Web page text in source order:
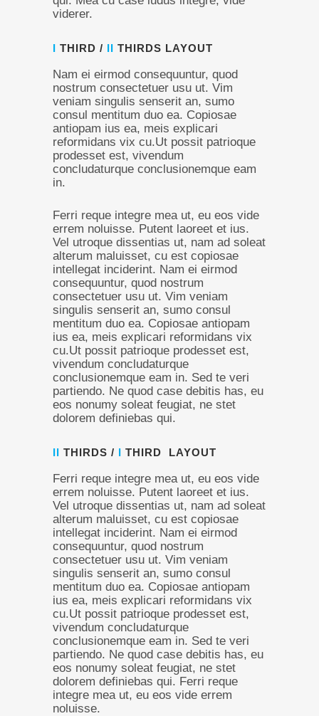
viderer.
I THIRD / II THIRDS LAYOUT
Nam ei eirmod consequuntur, quod
nostrum consectetuer usu ut. Vim
veniam singulis senserit an, sumo
consul mentitum duo ea. Copiosae
antiopam ius ea, meis explicari
reformidans vix cu.Ut possit patrioque
prodesset est, vivendum
concludaturque conclusionemque eam
in.
Ferri reque integre mea ut, eu eos vide
errem noluisse. Putent laoreet et ius.
Vel utroque dissentias ut, nam ad soleat
alterum maluisset, cu est copiosae
intellegat inciderint. Nam ei eirmod
consequuntur, quod nostrum
consectetuer usu ut. Vim veniam
singulis senserit an, sumo consul
mentitum duo ea. Copiosae antiopam
ius ea, meis explicari reformidans vix
cu.Ut possit patrioque prodesset est,
vivendum concludaturque
conclusionemque eam in. Sed te veri
partiendo. Ne quod case debitis has, eu
eos nonumy soleat feugiat, ne stet
dolorem definiebas qui.
II THIRDS / I THIRD LAYOUT
Ferri reque integre mea ut, eu eos vide
errem noluisse. Putent laoreet et ius.
Vel utroque dissentias ut, nam ad soleat
alterum maluisset, cu est copiosae
intellegat inciderint. Nam ei eirmod
consequuntur, quod nostrum
consectetuer usu ut. Vim veniam
singulis senserit an, sumo consul
mentitum duo ea. Copiosae antiopam
ius ea, meis explicari reformidans vix
cu.Ut possit patrioque prodesset est,
vivendum concludaturque
conclusionemque eam in. Sed te veri
partiendo. Ne quod case debitis has, eu
eos nonumy soleat feugiat, ne stet
dolorem definiebas qui. Ferri reque
integre mea ut, eu eos vide errem
noluisse.